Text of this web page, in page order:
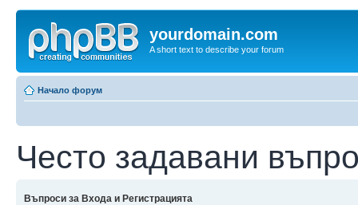
yourdomain.com
A short text to describe your forum
Начало форум
Често задавани
Въпроси за Входа и Регистрацията